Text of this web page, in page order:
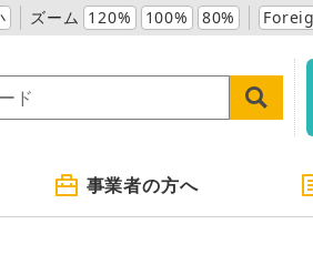
ズーム 120% 100% 80%
事業者の方へ